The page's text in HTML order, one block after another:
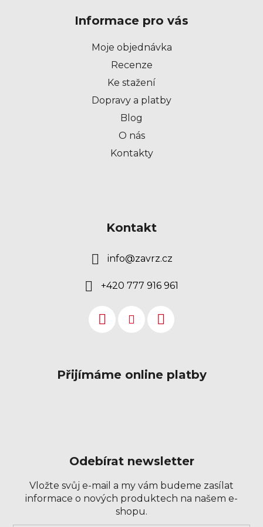
Informace pro vás
Moje objednávka
Recenze
Ke stažení
Dopravy a platby
Blog
O nás
Kontakty
Kontakt
info@zavrz.cz
+420 777 916 961
Přijímáme online platby
Odebírat newsletter
Vložte svůj e-mail a my vám budeme zasílat
informace o nových produktech na našem e-
shopu.